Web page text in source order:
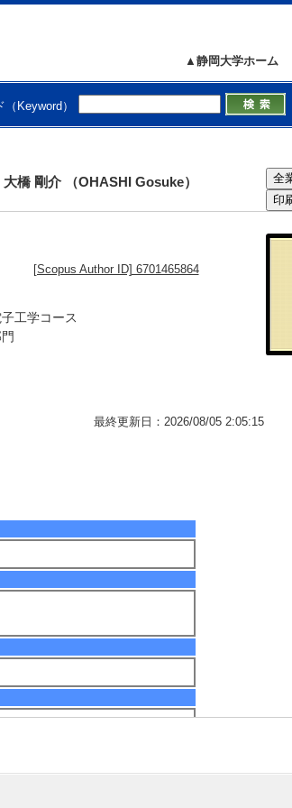
▲静岡大学ホーム
Keyword）
橋 剛介 （OHASHI Gosuke）
[Scopus Author ID] 6701465864
工学コース
最終更新日：2026/08/05 2:05:15